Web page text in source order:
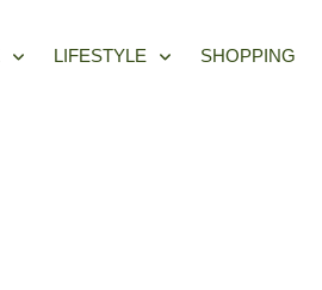
LIFESTYLE SHOPPING